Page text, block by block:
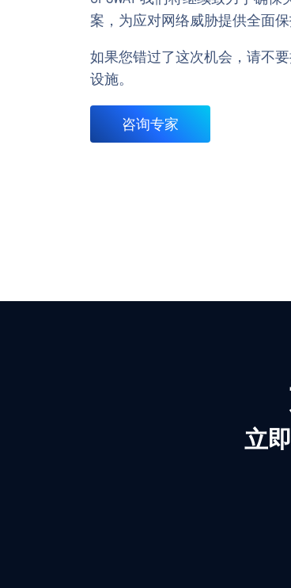
案，为应对网络威胁提供全面保
如果您错过了这次机会，请不
设施。
咨询专家
立